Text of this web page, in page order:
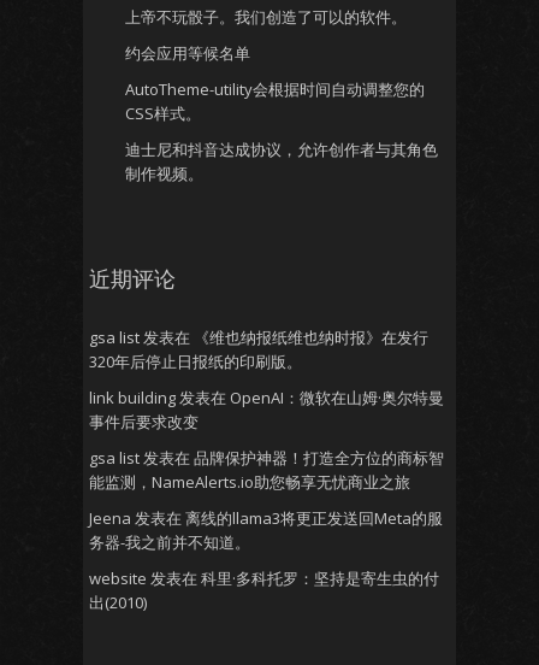
上帝不玩骰子。我们创造了可以的软件。
约会应用等候名单
AutoTheme-utility会根据时间自动调整您的
CSS样式。
迪士尼和抖音达成协议，允许创作者与其角色
制作视频。
近期评论
gsa list发表在
《维也纳报纸维也纳时报》在发行
320年后停止日报纸的印刷版。
link building发表在 OpenAI：微软在山姆·奥尔特曼
事件后要求改变
gsa list发表在 品牌保护神器！打造全方位的商标智
能监测，NameAlerts.io助您畅享无忧商业之旅
Jeena 发表在 离线的llama3将更正发送回Meta的服
务器-我之前并不知道。
website 发表在 科里·多科托罗：坚持是寄生虫的付
出(2010)